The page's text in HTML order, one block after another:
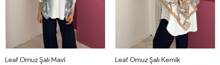
Leaf Omuz Şalı Mavi Leaf Omuz Şalı Kemik